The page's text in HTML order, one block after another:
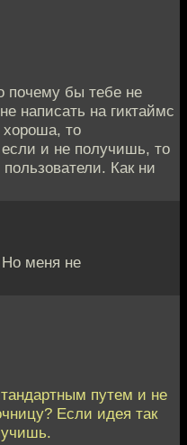
почему бы тебе не
написать на гиктаймс
то
и не получишь, то
Как ни
Но меня не
путем и не
Если идея так